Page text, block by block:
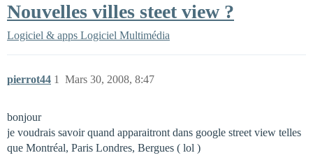
Nouvelles villes steet view ?
Logiciel & apps Logiciel Multimédia
pierrot44 Mars 30, 2008, 8:47
1
bonjour
je voudrais savoir quand apparaitront dans google street view telles
que Montréal, Paris Londres, Bergues ( lol )